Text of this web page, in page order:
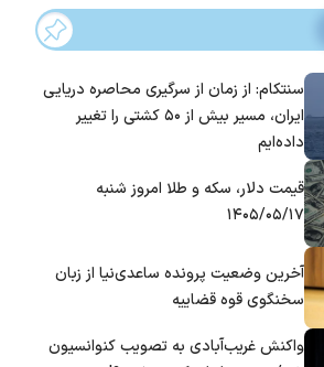
سنتکام: از زمان از سرگیری محاصره دریایی
ایران، مسیر بیش از ۵۰ کشتی را تغییر
داده‌ایم
قیمت دلار، سکه و طلا امروز شنبه
۱۴۰۵/۰۵/۱۷
آخرین وضعیت پرونده ساعدی‌نیا از زبان
سخنگوی قوه قضاییه
واکنش غریب‌آبادی به تصویب کنوانسیون